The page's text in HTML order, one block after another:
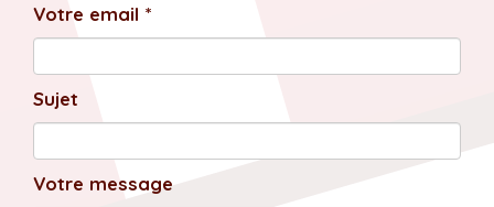
Votre email *
Sujet
Votre message